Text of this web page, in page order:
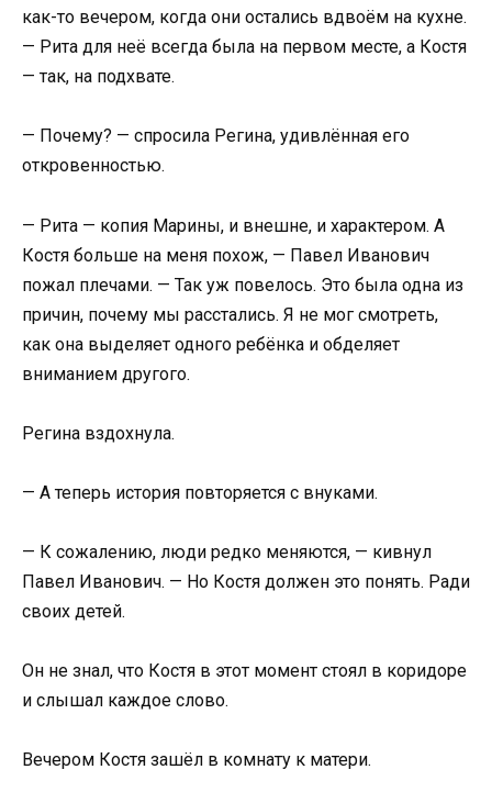
как-то вечером, когда они остались вдвоём на кухне.
— Рита для неё всегда была на первом месте, а Костя
— так, на подхвате.
— Почему? — спросила Регина, удивлённая его
откровенностью.
— Рита — копия Марины, и внешне, и характером. А
Костя больше на меня похож, — Павел Иванович
пожал плечами. — Так уж повелось. Это была одна из
причин, почему мы расстались. Я не мог смотреть,
как она выделяет одного ребёнка и обделяет
вниманием другого.
Регина вздохнула.
— А теперь история повторяется с внуками.
— К сожалению, люди редко меняются, — кивнул
Павел Иванович. — Но Костя должен это понять. Ради
своих детей.
Он не знал, что Костя в этот момент стоял в коридоре
и слышал каждое слово.
Вечером Костя зашёл в комнату к матери.